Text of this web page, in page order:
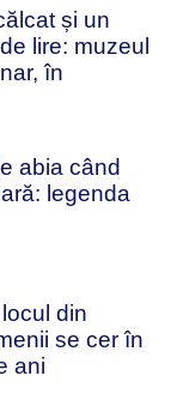
și un
lire: muzeul
în
abia când
legenda
din
se cer în
ani